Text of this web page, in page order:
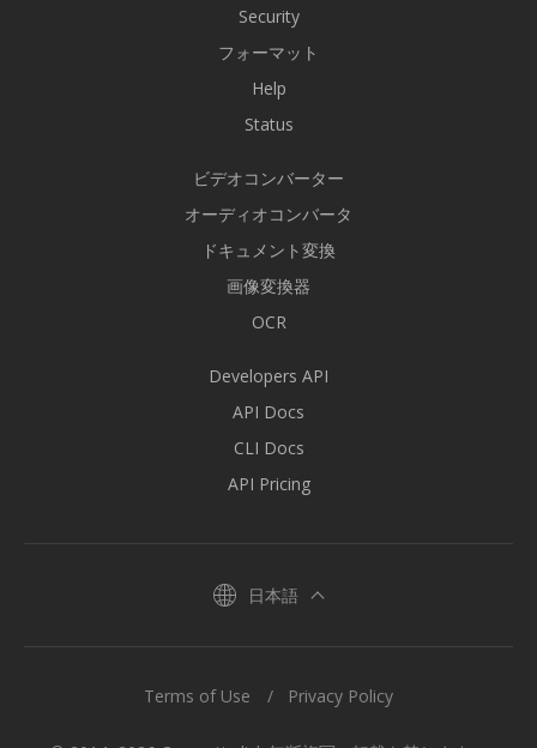
Security
フォーマット
Help
Status
ビデオコンバーター
オーディオコンバータ
ドキュメント変換
画像変換器
OCR
Developers API
API Docs
CLI Docs
API Pricing
日本語
Terms of Use Privacy Policy